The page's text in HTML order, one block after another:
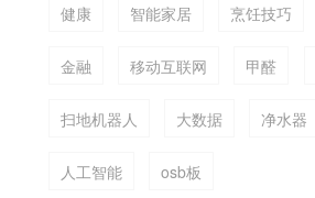
健康 智能家居 烹饪技巧
金融 移动互联网 甲醛
扫地机器人 大数据 净水器
人工智能 osb板